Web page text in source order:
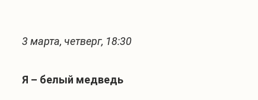
3 марта, четверг, 18:30
Я – белый медведь